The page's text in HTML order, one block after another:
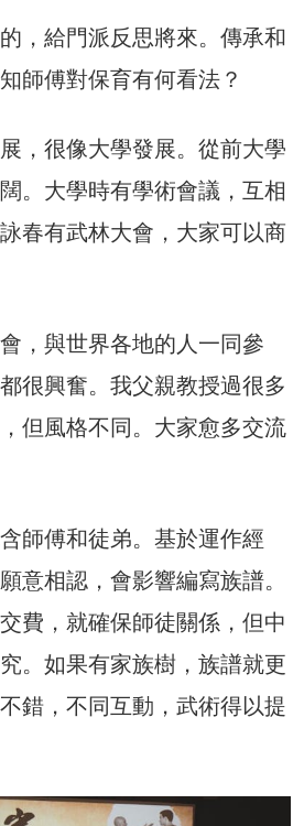
，給門派反思將來。傳承和
師傅對保育有何看法？
，很像大學發展。從前大學
。大學時有學術會議，互相
春有武林大會，大家可以商
，與世界各地的人一同參
很興奮。我父親教授過很多
但風格不同。大家愈多交流
師傅和徒弟。基於運作經
意相認，會影響編寫族譜。
費，就確保師徒關係，但中
。如果有家族樹，族譜就更
錯，不同互動，武術得以提